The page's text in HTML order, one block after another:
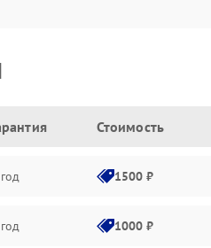
Стоимость
1500 ₽
1000 ₽